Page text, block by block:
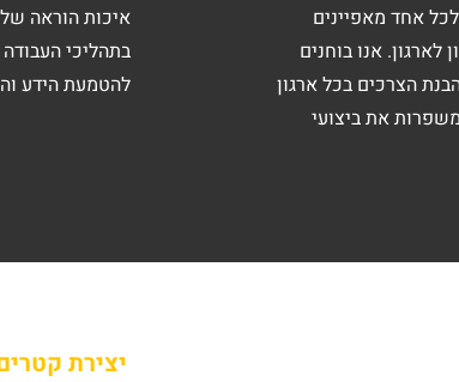
איכות הוראה
בתהליכי
להטמעת הידע
אחד מאפיינים
אנו בוחנים
הצרכים בכל ארגון
את ביצועי
יצירת